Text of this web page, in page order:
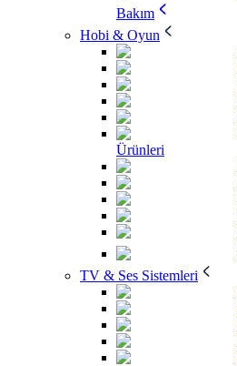
Bakım
Hobi & Oyun
Ürünleri
TV & Ses Sistemleri